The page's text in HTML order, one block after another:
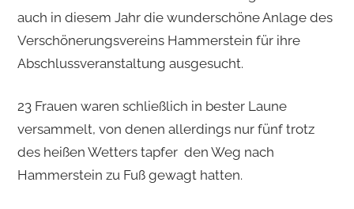
auch in diesem Jahr die wunderschöne Anlage des
Verschönerungsvereins Hammerstein für ihre
Abschlussveranstaltung ausgesucht.
23 Frauen waren schließlich in bester Laune
versammelt, von denen allerdings nur fünf trotz
des heißen Wetters tapfer den Weg nach
Hammerstein zu Fuß gewagt hatten.